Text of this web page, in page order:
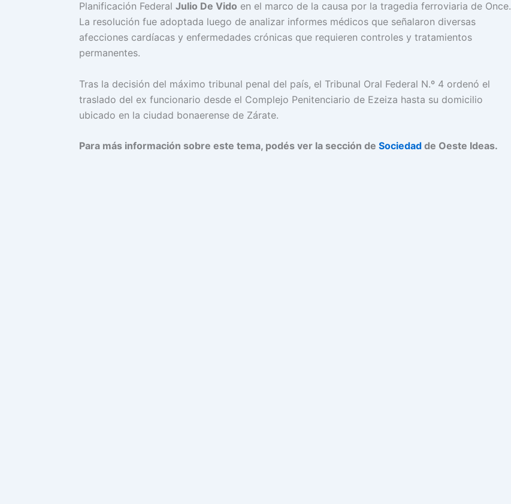
Planificación Federal Julio De Vido en el marco de la causa por la tragedia ferroviaria de Once.
La resolución fue adoptada luego de analizar informes médicos que señalaron diversas
afecciones cardíacas y enfermedades crónicas que requieren controles y tratamientos
permanentes.
Tras la decisión del máximo tribunal penal del país, el Tribunal Oral Federal N.º 4 ordenó el
traslado del ex funcionario desde el Complejo Penitenciario de Ezeiza hasta su domicilio
ubicado en la ciudad bonaerense de Zárate.
Para más información sobre este tema, podés ver la sección de Sociedad de Oeste Ideas.